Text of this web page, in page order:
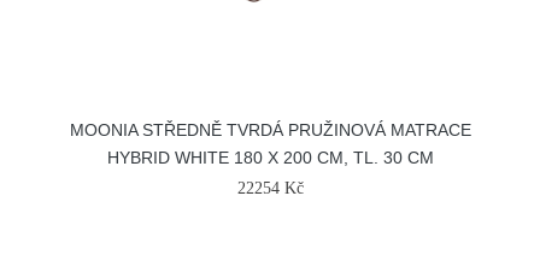
MOONIA STŘEDNĚ TVRDÁ PRUŽINOVÁ MATRACE
HYBRID WHITE 180 X 200 CM, TL. 30 CM
22254 Kč